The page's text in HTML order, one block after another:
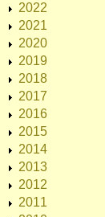
2022
2021
2020
2019
2018
2017
2016
2015
2014
2013
2012
2011